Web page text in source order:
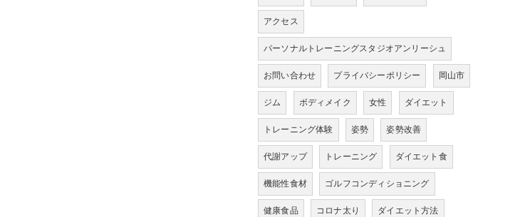
アクセス
パーソナルトレーニングスタジオアンリーシュ
お問い合わせ プライバシーポリシー 岡山市
ジム ボディメイク 女性 ダイエット
トレーニング体験 姿勢 姿勢改善
代謝アップ トレーニング ダイエット食
機能性食材 ゴルフコンディショニング
健康食品 コロナ太り ダイエット方法